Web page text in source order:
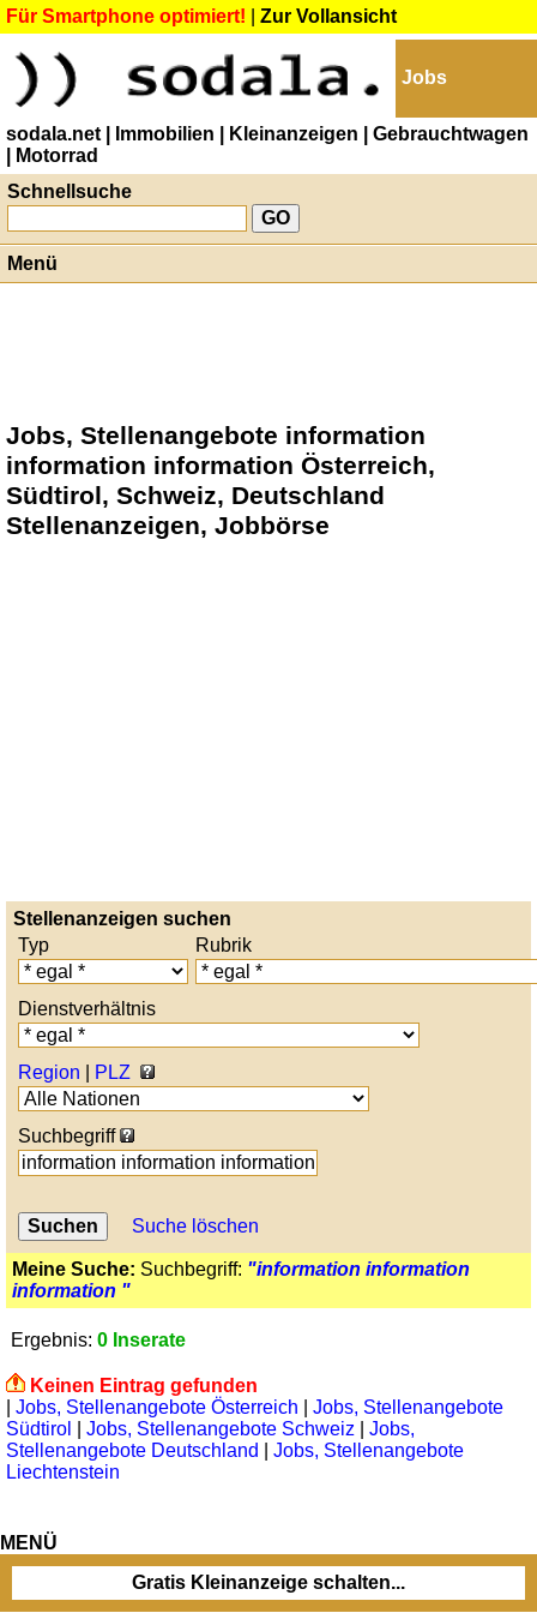
Für Smartphone optimiert! Zur Vollansicht
Jobs
sodala.net | Immobilien | Kleinanzeigen
| Gebrauchtwagen
| Motorrad
Schnellsuche
Menü
Jobs, Stellenangebote information
information information Österreich,
Südtirol, Schweiz, Deutschland
Stellenanzeigen, Jobbörse
Stellenanzeigen suchen
Typ
Rubrik
Dienstverhältnis
Region PLZ
Suchbegriff
Suche löschen
Meine Suche: Suchbegriff: "information information
information "
Ergebnis: 0 Inserate
Keinen Eintrag gefunden
Jobs, Stellenangebote Österreich
Jobs, Stellenangebote
Südtirol
Jobs, Stellenangebote Schweiz
Jobs,
Stellenangebote Deutschland
Jobs, Stellenangebote
Liechtenstein
MENÜ
Gratis Kleinanzeige schalten...